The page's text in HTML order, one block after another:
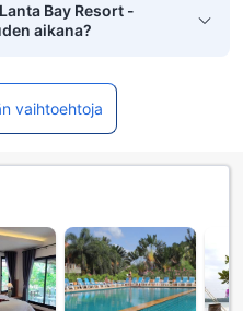
Bay Resort -
aikana?
vaihtoehtoja